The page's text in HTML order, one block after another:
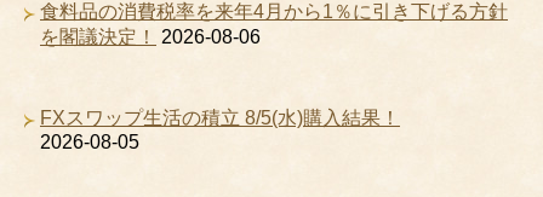
食料品の消費税率を来年4月から1％に引き下げる方針
を閣議決定！
2026-08-06
FXスワップ生活の積立 8/5(水)購入結果！
2026-08-05